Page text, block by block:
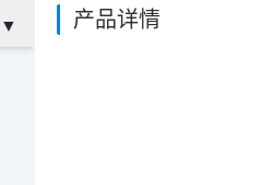
▼ 产品详情